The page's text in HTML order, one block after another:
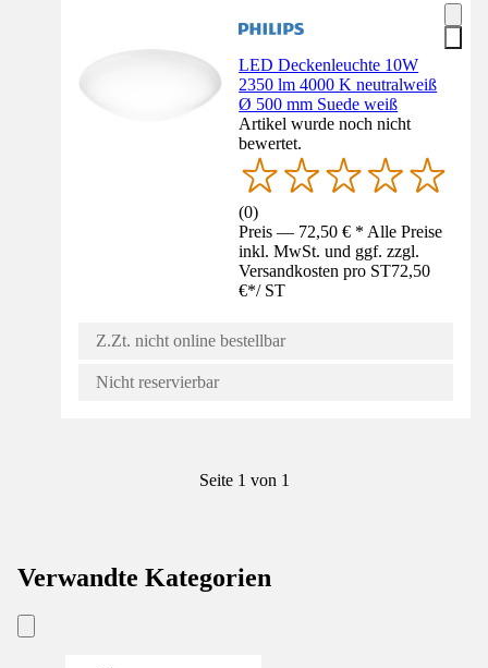
LED Deckenleuchte 10W
2350 lm 4000 K neutralweiß
Ø 500 mm Suede weiß
Artikel wurde noch nicht
bewertet.
(0)
Preis — 72,50 € * Alle Preise
inkl. MwSt. und ggf. zzgl.
Versandkosten pro ST72,50
€*/ ST
Z.Zt. nicht online bestellbar
Nicht reservierbar
Seite 1 von 1
Verwandte Kategorien